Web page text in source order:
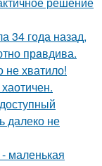
34 года назад,
прaвдива.
не хватило!
далеко не
маленькая